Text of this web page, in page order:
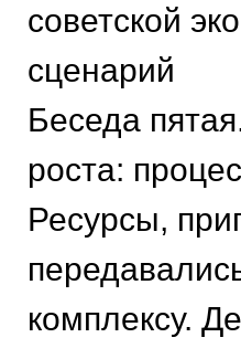
советской
сценарий
Беседа
роста:
Ресурсы,
комплексу.